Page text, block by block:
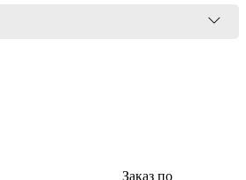
Заказ по